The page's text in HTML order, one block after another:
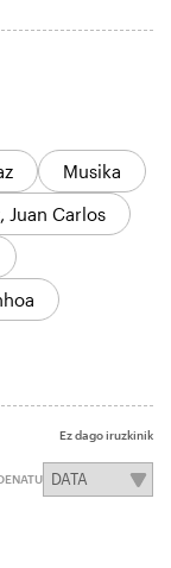
Musika
Juan Carlos
Ez dago iruzkinik